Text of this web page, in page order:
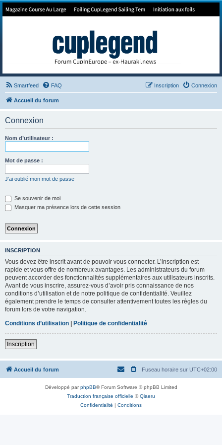
Forum de Cup In Europe
Smartfeed FAQ Connexion
Inscription
Accueil du forum
Connexion
Nom d’utilisateur :
Mot de passe :
J’ai oublié mon mot de passe
Se souvenir de moi
Masquer ma présence lors de cette session
INSCRIPTION
Vous devez être inscrit avant de pouvoir vous connecter. L’inscription est
rapide et vous offre de nombreux avantages. Les administrateurs du forum
peuvent accorder des fonctionnalités supplémentaires aux utilisateurs inscrits.
Avant de vous inscrire, assurez-vous d’avoir pris connaissance de nos
conditions d’utilisation et de notre politique de confidentialité. Veuillez
également prendre le temps de consulter attentivement toutes les règles du
forum lors de votre navigation.
Conditions d’utilisation
Politique de confidentialité
Inscription
Accueil du forum Fuseau horaire sur UTC+02:00
Développé parphpBB® Forum Software © phpBB Limited
Traduction française officielle ©Qiaeru
Confidentialité | Conditions